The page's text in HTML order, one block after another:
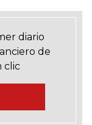
diario
de
clic